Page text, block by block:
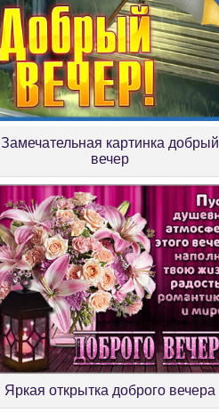
Замечательная картинка добрый
вечер
Яркая открытка доброго вечера